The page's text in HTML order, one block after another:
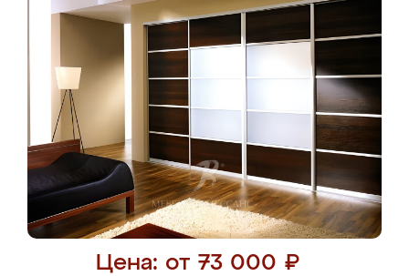
Цена: от 73 000 ₽